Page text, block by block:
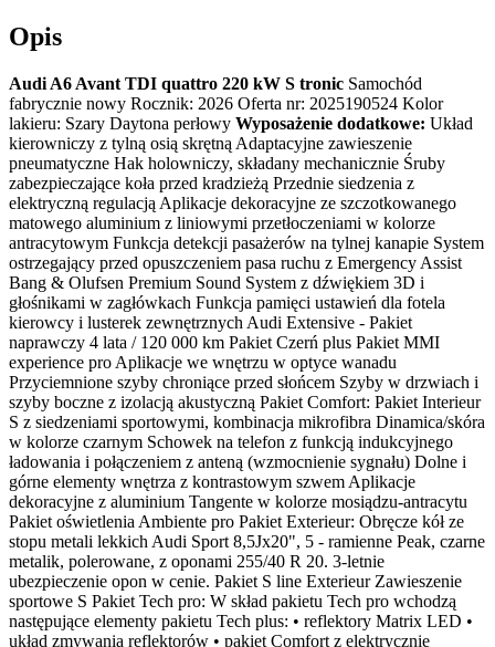
Opis
Audi A6 Avant TDI quattro 220 kW S tronic Samochód
fabrycznie nowy Rocznik: 2026 Oferta nr: 2025190524 Kolor
lakieru: Szary Daytona perłowy Wyposażenie dodatkowe: Układ
kierowniczy z tylną osią skrętną Adaptacyjne zawieszenie
pneumatyczne Hak holowniczy, składany mechanicznie Śruby
zabezpieczające koła przed kradzieżą Przednie siedzenia z
elektryczną regulacją Aplikacje dekoracyjne ze szczotkowanego
matowego aluminium z liniowymi przetłoczeniami w kolorze
antracytowym Funkcja detekcji pasażerów na tylnej kanapie System
ostrzegający przed opuszczeniem pasa ruchu z Emergency Assist
Bang & Olufsen Premium Sound System z dźwiękiem 3D i
głośnikami w zagłówkach Funkcja pamięci ustawień dla fotela
kierowcy i lusterek zewnętrznych Audi Extensive - Pakiet
naprawczy 4 lata / 120 000 km Pakiet Czerń plus Pakiet MMI
experience pro Aplikacje we wnętrzu w optyce wanadu
Przyciemnione szyby chroniące przed słońcem Szyby w drzwiach i
szyby boczne z izolacją akustyczną Pakiet Comfort: Pakiet Interieur
S z siedzeniami sportowymi, kombinacja mikrofibra Dinamica/skóra
w kolorze czarnym Schowek na telefon z funkcją indukcyjnego
ładowania i połączeniem z anteną (wzmocnienie sygnału) Dolne i
górne elementy wnętrza z kontrastowym szwem Aplikacje
dekoracyjne z aluminium Tangente w kolorze mosiądzu-antracytu
Pakiet oświetlenia Ambiente pro Pakiet Exterieur: Obręcze kół ze
stopu metali lekkich Audi Sport 8,5Jx20", 5 - ramienne Peak, czarne
metalik, polerowane, z oponami 255/40 R 20. 3-letnie
ubezpieczenie opon w cenie. Pakiet S line Exterieur Zawieszenie
sportowe S Pakiet Tech pro: W skład pakietu Tech pro wchodzą
następujące elementy pakietu Tech plus: • reflektory Matrix LED •
układ zmywania reflektorów • pakiet Comfort z elektrycznie